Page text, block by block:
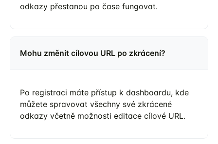
odkazy přestanou po čase fungovat.
Mohu změnit cílovou URL po zkrácení?
Po registraci máte přístup k dashboardu, kde
můžete spravovat všechny své zkrácené
odkazy včetně možnosti editace cílové URL.